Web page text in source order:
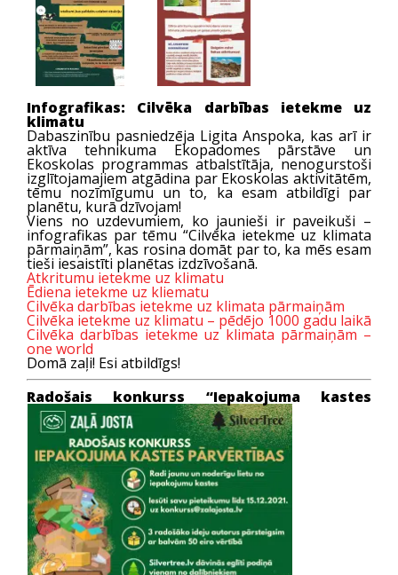
Infografikas: Cilvēka darbības ietekme uz
klimatu
Dabaszinību pasniedzēja Ligita Anspoka, kas arī ir
aktīva tehnikuma Ekopadomes pārstāve un
Ekoskolas programmas atbalstītāja, nenogurstoši
izglītojamajiem atgādina par Ekoskolas aktivitātēm,
tēmu nozīmīgumu un to, ka esam atbildīgi par
planētu, kurā dzīvojam!
Viens no uzdevumiem, ko jaunieši ir paveikuši –
infografikas par tēmu “Cilvēka ietekme uz klimata
pārmaiņām”, kas rosina domāt par to, ka mēs esam
tieši iesaistīti planētas izdzīvošanā.
Atkritumu ietekme uz klimatu
Ēdiena ietekme uz kliematu
Cilvēka darbības ietekme uz klimata pārmaiņām
Cilvēka ietekme uz klimatu – pēdējo 1000 gadu laikā
Cilvēka darbības ietekme uz klimata pārmaiņām –
one world
Domā zaļi! Esi atbildīgs!
Radošais konkurss “Iepakojuma kastes